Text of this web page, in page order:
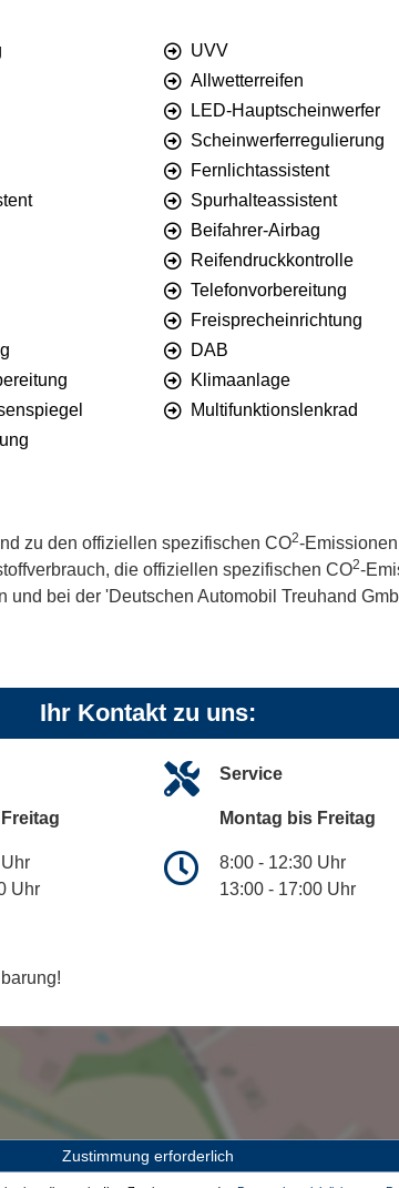
UVV
Allwetterreifen
LED-Hauptscheinwerfer
Scheinwerferregulierung
Fernlichtassistent
Spurhalteassistent
Beifahrer-Airbag
Reifendruckkontrolle
Telefonvorbereitung
Freisprecheinrichtung
DAB
Klimaanlage
Multifunktionslenkrad
zu den offiziellen spezifischen CO2-
die offiziellen spezifischen CO2-
bei der 'Deutschen Automobil Treuhand
Ihr Kontakt zu uns:
Uhr
Service
Montag bis Freitag
8:00 - 12:30 Uhr
13:00 - 17:00 Uhr
Zustimmung erforderlich